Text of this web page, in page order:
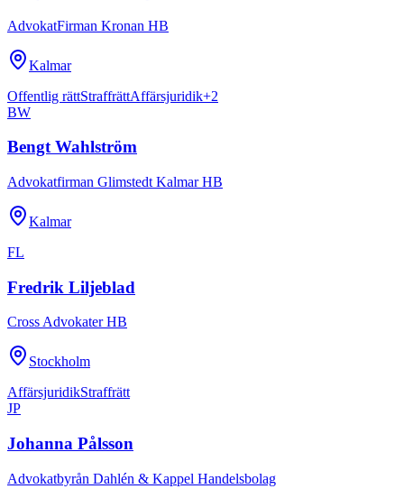
AdvokatFirman Kronan HB
Kalmar
Offentlig rättStraffrättAffärsjuridik+2
BW
Bengt Wahlström
Advokatfirman Glimstedt Kalmar HB
Kalmar
FL
Fredrik Liljeblad
Cross Advokater HB
Stockholm
AffärsjuridikStraffrätt
JP
Johanna Pålsson
Advokatbyrån Dahlén & Kappel Handelsbolag